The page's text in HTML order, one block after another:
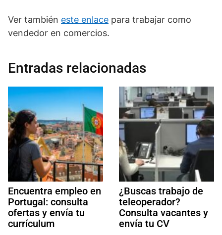
Ver también este enlace para trabajar como
vendedor en comercios.
Entradas relacionadas
Encuentra empleo en
Portugal: consulta
ofertas y envía tu
currículum
¿Buscas trabajo de
teleoperador?
Consulta vacantes y
envía tu CV